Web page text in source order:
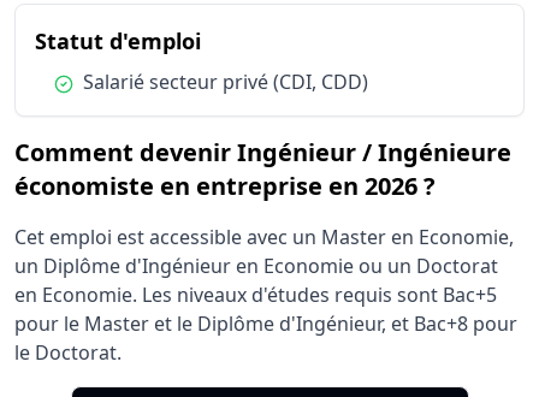
Statut d'emploidu métier Ingénieur /
Condition :
Salarié secteur privé (CDI, CDD)
Comment devenir Ingénieur / Ingénieure
économiste en entreprise en 2026 ?
Cet emploi est accessible avec un Master en Economie,
un Diplôme d'Ingénieur en Economie ou un Doctorat
en Economie. Les niveaux d'études requis sont Bac+5
pour le Master et le Diplôme d'Ingénieur, et Bac+8 pour
le Doctorat.